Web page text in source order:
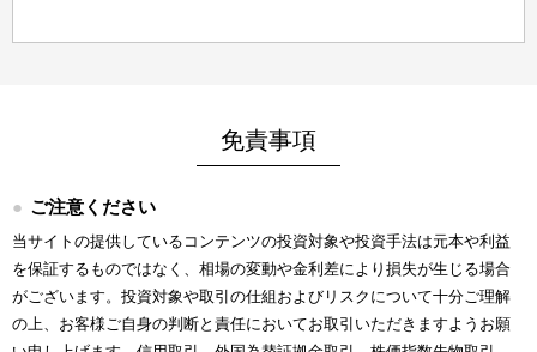
免責事項
ご注意ください
当サイトの提供しているコンテンツの投資対象や投資手法は元本や利益
を保証するものではなく、相場の変動や金利差により損失が生じる場合
がございます。投資対象や取引の仕組およびリスクについて十分ご理解
の上、お客様ご自身の判断と責任においてお取引いただきますようお願